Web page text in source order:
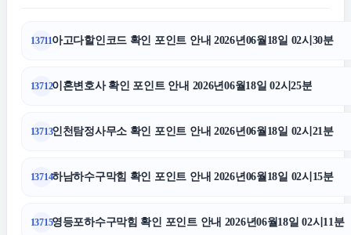
인천하수구막힘
청주이혼전문변호사
수원이혼변호사
13711아고다할인코드 확인 포인트 안내 2026년06월18일 02시30분
13712이혼변호사 확인 포인트 안내 2026년06월18일 02시25분
13713인천탐정사무소 확인 포인트 안내 2026년06월18일 02시21분
13714하남하수구막힘 확인 포인트 안내 2026년06월18일 02시15분
13715영등포하수구막힘 확인 포인트 안내 2026년06월18일 02시11분